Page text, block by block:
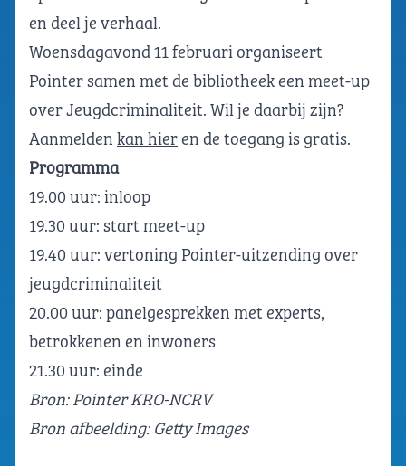
en deel je verhaal.
Woensdagavond 11 februari organiseert
Pointer samen met de bibliotheek een meet-up
over Jeugdcriminaliteit. Wil je daarbij zijn?
Aanmeldenkan hieren de toegang is gratis.
Programma
19.00 uur: inloop
19.30 uur: start meet-up
19.40 uur: vertoning Pointer-uitzending over
jeugdcriminaliteit
20.00 uur: panelgesprekken met experts,
betrokkenen en inwoners
21.30 uur: einde
Bron:Pointer KRO-NCRV
Bron afbeelding: Getty Images